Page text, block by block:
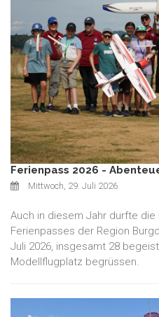
Ferienpass 2026 -
Mittwoch, 29. Juli 2026
Auch in diesem Jahr durfte
Ferienpasses der Region
Juli 2026, insgesamt 28
Modellflugplatz begrüssen.